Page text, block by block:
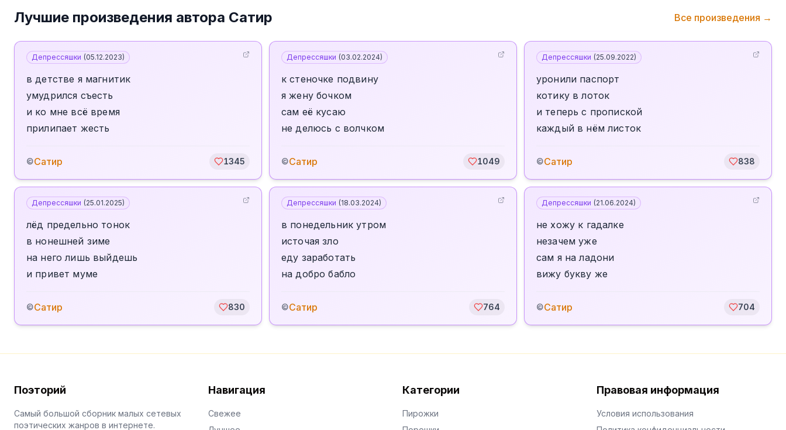
Лучшие произведения автора Сатир Все произведения →
Депрессяшки (05.12.2023)
в детстве я магнитик
умудрился съесть
и ко мне всё время
прилипает жесть
©Сатир 1345
Депрессяшки (03.02.2024)
к стеночке подвину
я жену бочком
сам её кусаю
не делюсь с волчком
©Сатир 1049
Депрессяшки (25.09.2022)
уронили паспорт
котику в лоток
и теперь с пропиской
каждый в нём листок
©Сатир 838
Депрессяшки (25.01.2025)
лёд предельно тонок
в нонешней зиме
на него лишь выйдешь
и привет муме
©Сатир 830
Депрессяшки (18.03.2024)
в понедельник утром
источая зло
еду заработать
на добро бабло
©Сатир 764
Депрессяшки (21.06.2024)
не хожу к гадалке
незачем уже
сам я на ладони
вижу букву же
©Сатир 704
Поэторий
Самый большой сборник малых сетевых
поэтических жанров в интернете.
Навигация
Свежее
Категории
Пирожки
Правовая информация
Условия использования